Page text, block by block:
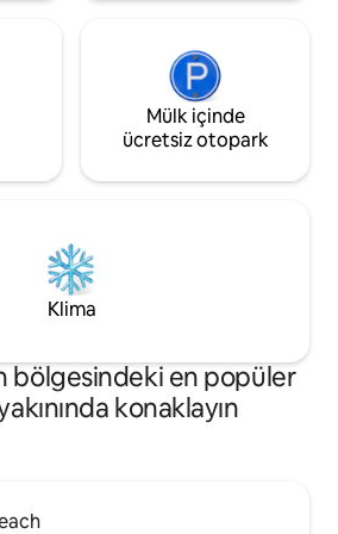
Mülk içinde
ücretsiz otopark
Klima
bölgesindeki en popüler
konaklayın